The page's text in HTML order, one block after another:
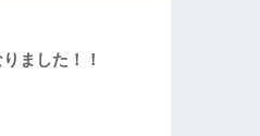
ました！！